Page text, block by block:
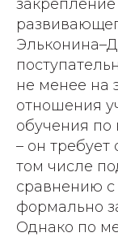
не менее на
отношения
обучения по
– он
том числе
сравнению с
формально
Однако по